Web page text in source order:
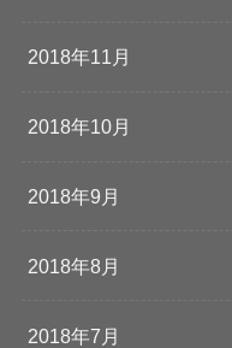
2018年11月
2018年10月
2018年9月
2018年8月
2018年7月